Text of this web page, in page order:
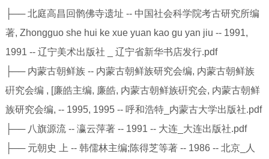
├── 北庭高昌回鹘佛寺遗址 -- 中国社会科学院考古研究所编
著, Zhongguo she hui ke xue yuan kao gu yan jiu -- 1991,
1991 -- 辽宁美术出版社 _ 辽宁省新华书店发行.pdf
├── 内蒙古朝鲜族 -- 内蒙古朝鲜族研究会编, 内蒙古朝鲜族
硏究会编 , [廉皓主编, 廉皓, 内蒙古朝鲜族硏究会, 内蒙古朝鲜
族研究会编, -- 1995, 1995 -- 呼和浩特_内蒙古大学出版社.pdf
├── 八旗源流 -- 瀛云萍著 -- 1991 -- 大连_大连出版社.pdf
├── 元朝史 上 -- 韩儒林主编;陈得芝等著 -- 1986 -- 北京_人